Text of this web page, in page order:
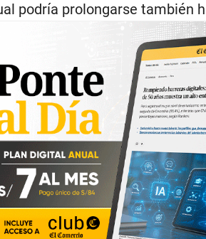
podría prolongarse también